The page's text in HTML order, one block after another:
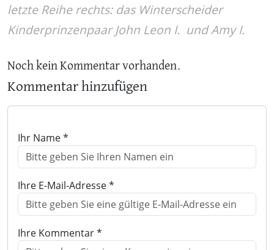
letzte Reihe rechts: das Winterscheider
Kinderprinzenpaar John Leon I. und Amy I.
Noch kein Kommentar vorhanden.
Kommentar hinzufügen
Ihr Name *
Ihre E-Mail-Adresse *
Ihre Kommentar *